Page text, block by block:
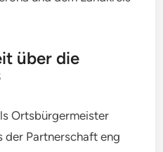
über die
Ortsbürgermeister
der Partnerschaft eng